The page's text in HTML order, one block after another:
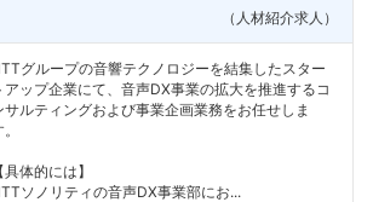
（人材紹介求人）
グループの音響テクノロジーを結集したスター
アップ企業にて、音声DX事業の拡大を推進するコ
サルティングおよび事業企画業務をお任せしま
【具体的には】
ソノリティの音声DX事業部にお...